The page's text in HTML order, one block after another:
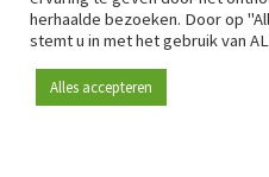
herhaalde bezoeken. Door op
stemt u in met het gebruik van
Alles accepteren